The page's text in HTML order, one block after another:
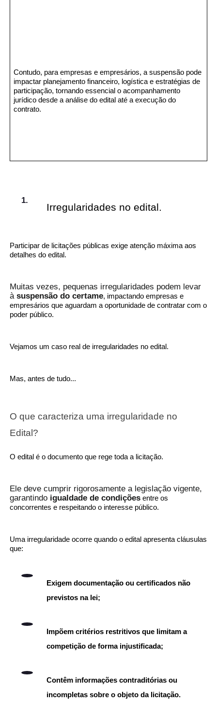
Contudo, para empresas e empresários, a suspensão pode
impactar planejamento financeiro, logística e estratégias de
participação, tornando essencial o acompanhamento
jurídico desde a análise do edital até a execução do
contrato.
Irregularidades no edital.
Participar de licitações públicas exige atenção máxima aos
detalhes do edital.
Muitas vezes, pequenas irregularidades podem levar
à suspensão do certame, impactando empresas e
empresários que aguardam a oportunidade de contratar com o
poder público.
Vejamos um caso real de irregularidades no edital.
Mas, antes de tudo...
O que caracteriza uma irregularidade no
Edital?
O edital é o documento que rege toda a licitação.
Ele deve cumprir rigorosamente a legislação vigente,
garantindo igualdade de condições entre os
concorrentes e respeitando o interesse público.
Uma irregularidade ocorre quando o edital apresenta cláusulas
que:
Exigem documentação ou certificados não
previstos na lei;
Impõem critérios restritivos que limitam a
competição de forma injustificada;
Contêm informações contraditórias ou
incompletas sobre o objeto da licitação.